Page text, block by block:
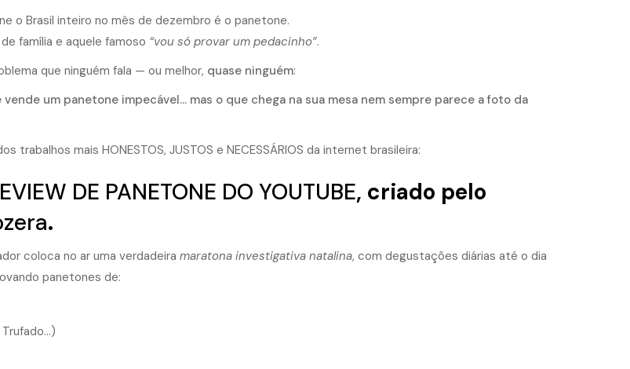
o Brasil inteiro no mês de dezembro é o panetone.
família e aquele famoso “vou só provar um pedacinho”.
que ninguém fala — ou melhor, quase ninguém:
um panetone impecável… mas o que chega na sua mesa nem sempre parece a foto da
trabalhos mais HONESTOS, JUSTOS e NECESSÁRIOS da internet brasileira:
DE PANETONE DO YOUTUBE, criado pelo
.
coloca no ar uma verdadeira maratona investigativa natalina, com degustações diárias até o dia
panetones de: